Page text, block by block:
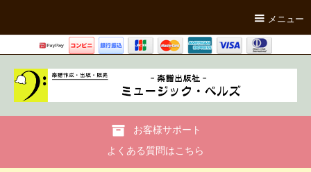
メニュー
お客様サポート
よくある質問はこちら